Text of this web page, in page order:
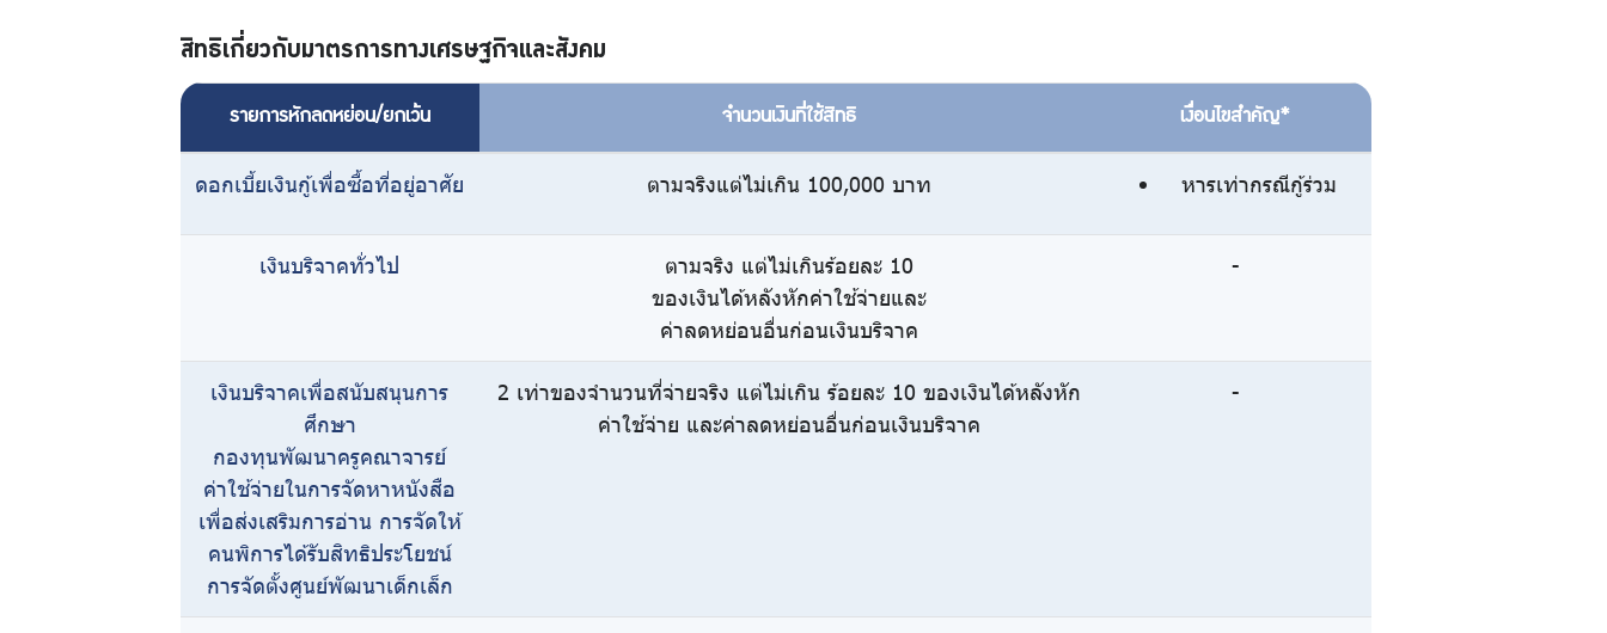
สิทธิเกี่ยวกับมาตรการทางเศรษฐกิจและสังคม
รายการหักลดหย่อน/ยกเว้น จำนวนเงินที่ใช้สิทธิ เงื่อนไขสำคัญ*
ดอกเบี้ยเงินกู้เพื่อซื้อที่อยู่อาศัย ตามจริงแต่ไม่เกิน 100,000 บาท หารเท่ากรณีกู้ร่วม
เงินบริจาคทั่วไป
ตามจริง แต่ไม่เกินร้อยละ 10
ของเงินได้หลังหักค่าใช้จ่ายและ
ค่าลดหย่อนอื่นก่อนเงินบริจาค
-
เงินบริจาคเพื่อสนับสนุนการ
ศึกษา
กองทุนพัฒนาครูคณาจารย์
ค่าใช้จ่ายในการจัดหาหนังสือ
เพื่อส่งเสริมการอ่าน การจัดให้
คนพิการได้รับสิทธิประโยชน์
การจัดตั้งศูนย์พัฒนาเด็กเล็ก
2 เท่าของจำนวนที่จ่ายจริง แต่ไม่เกิน ร้อยละ 10 ของเงินได้หลังหัก
ค่าใช้จ่าย และค่าลดหย่อนอื่นก่อนเงินบริจาค
-